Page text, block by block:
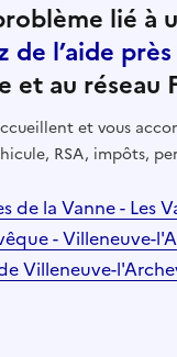
lié à
de l’aide
au réseau
et vous
RSA, impôts,
de la Vanne - Les
- Villeneuve-
Villeneuve-